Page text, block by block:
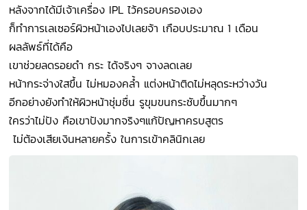
หลังจากได้มีเจ้าเครื่อง IPL ไว้ครอบครองเอง
ก็ทำการเลเซอร์ผิวหน้าเองไปเลยจ้า เกือบประมาณ 1 เดือน
ผลลัพธ์ที่ได้คือ
เขาช่วยลดรอยดำ กระ ได้จริงๆ จางลดเลย
หน้ากระจ่างใสขึ้น ไม่หมองคล้ำ แต่งหน้าติดไม่หลุดระหว่างวัน
อีกอย่างยังทำให้ผิวหน้าชุ่มชื่น รูขุมขนกระชับขึ้นมากๆ
ใครว่าไม่ปัง คือเขาปังมากจริงๆแก้ปัญหาครบสูตร
ไม่ต้องเสียเงินหลายครั้ง ในการเข้าคลินิกเลย